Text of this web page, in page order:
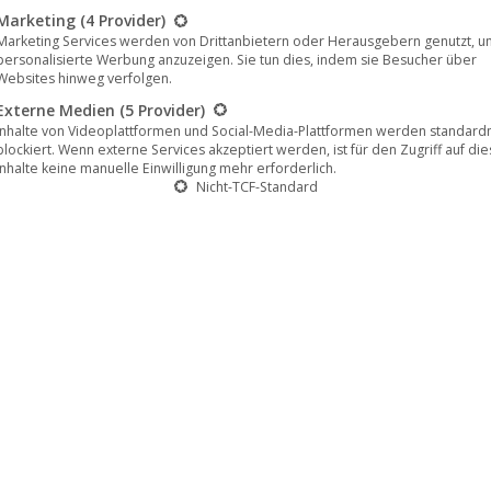
in Thailand endlich international den Durchbruch zu
Gegenzug verspricht ihm Leo, ihn bei einem Neustart in
Julian zur Seite stellt, verstrickt sich Leo immer tiefer in
damit alle Beteiligten in Gefahr.
einen eindringlichen Blick auf die Herausforderungen, vor denen
ethischen Prinzipien und beruflichem Erfolg hin- und
und Ehrgeiz, Freundschaft und Verrat und stellt die Frage, wie
Ziele zu erreichen.
(4 Provider)
Services werden von Drittanbietern oder Herausgebern genutzt,
Werbung anzuzeigen. Sie tun dies, indem sie Besucher über
hinweg verfolgen.
Medien (5 Provider)
von Videoplattformen und Social-Media-Plattformen werden
Wenn externe Services akzeptiert werden, ist für den Zugriff auf
keine manuelle Einwilligung mehr erforderlich.
Nicht-TCF-Standard